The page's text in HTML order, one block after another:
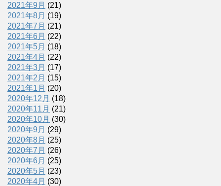
2021年9月 (21)
2021年8月 (19)
2021年7月 (21)
2021年6月 (22)
2021年5月 (18)
2021年4月 (22)
2021年3月 (17)
2021年2月 (15)
2021年1月 (20)
2020年12月 (18)
2020年11月 (21)
2020年10月 (30)
2020年9月 (29)
2020年8月 (25)
2020年7月 (26)
2020年6月 (25)
2020年5月 (23)
2020年4月 (30)